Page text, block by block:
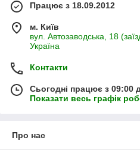
Працює з 18.09.2012
м. Київ
вул. Автозаводська, 18
Україна
Контакти
Сьогодні працює з 09:00
Показати весь графік
Про нас